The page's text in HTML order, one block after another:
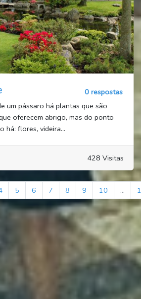
0 respostas
um pássaro há plantas que são
oferecem abrigo, mas do ponto
há: flores, videira...
428 Visitas
5 6 7 8 9 10 ...